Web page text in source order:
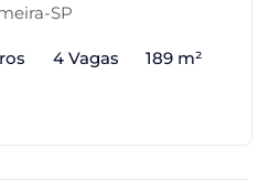
SP
4 Vagas 189 m²